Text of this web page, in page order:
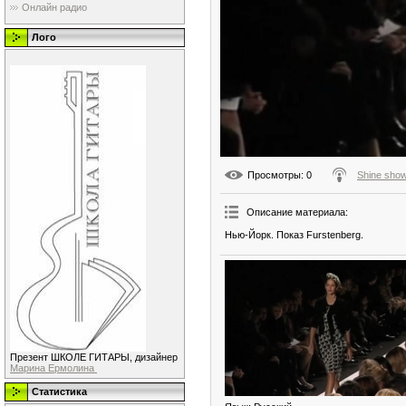
Онлайн радио
Лого
Презент ШКОЛЕ ГИТАРЫ, дизайнер
Марина Ермолина
Статистика
Просмотры: 0 Shine
Описание материала:
Нью-Йорк. Показ Furstenberg.